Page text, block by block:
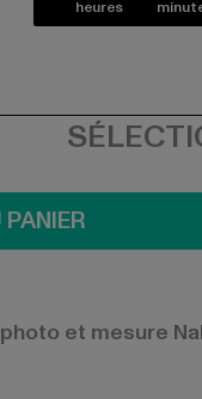
heures
et mesure